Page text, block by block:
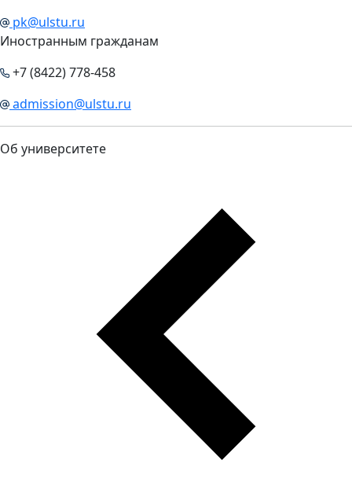
pk@ulstu.ru
Иностранным гражданам
+7 (8422) 778-458
admission@ulstu.ru
Об университете